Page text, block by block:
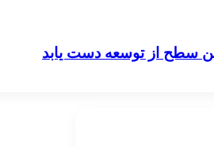
سطح از توسعه دست یابد